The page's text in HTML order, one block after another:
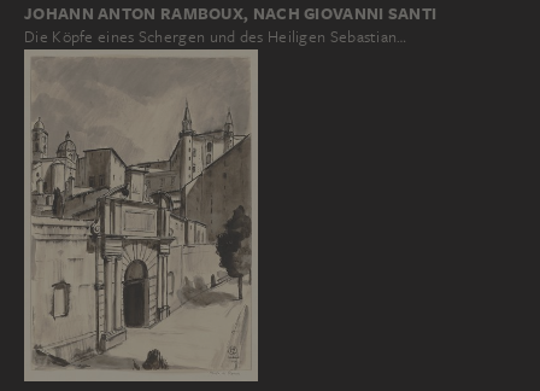
JOHANN ANTON RAMBOUX, NACH GIOVANNI SANTI
Die Köpfe eines Schergen und des Heiligen Sebastian…